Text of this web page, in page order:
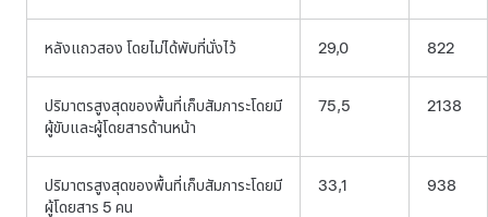
หลังแถวสอง โดยไม่ได้พับที่นั่งไว้ 29,0 822
ปริมาตรสูงสุดของพื้นที่เก็บสัมภาระโดยมี
ผู้ขับและผู้โดยสารด้านหน้า
75,5 2138
ปริมาตรสูงสุดของพื้นที่เก็บสัมภาระโดยมี
ผู้โดยสาร 5 คน
33,1 938